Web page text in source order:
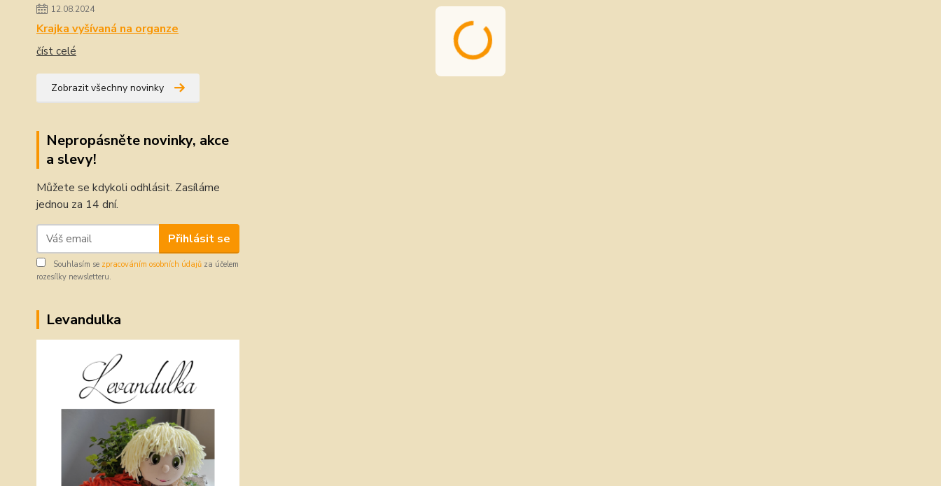
12.08.2024
Krajka vyšívaná na organze
číst celé
Zobrazit všechny novinky
Nepropásněte novinky, akce
a slevy!
Můžete se kdykoli odhlásit. Zasíláme
jednou za 14 dní.
Přihlásit se
Souhlasím se zpracováním osobních údajů za účelem
rozesílky newsletteru.
Levandulka